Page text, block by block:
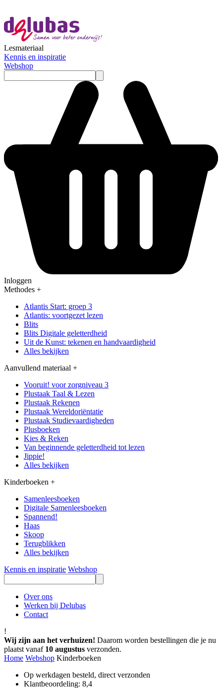
Lesmateriaal
Kennis en inspiratie
Webshop
Inloggen
Methodes +
Atlantis Start: groep 3
Atlantis: voortgezet lezen
Blits
Blits Digitale geletterdheid
Uit de Kunst: tekenen en handvaardigheid
Alles bekijken
Aanvullend materiaal +
Vooruit! voor zorgniveau 3
Plustaak Taal & Lezen
Plustaak Rekenen
Plustaak Wereldoriëntatie
Plustaak Studievaardigheden
Plusboeken
Kies & Reken
Van beginnende geletterdheid tot lezen
Jippie!
Alles bekijken
Kinderboeken +
Samenleesboeken
Digitale Samenleesboeken
Spannend!
Haas
Skoop
Terugblikken
Alles bekijken
Kennis en inspiratie Webshop
Over ons
Werken bij Delubas
Contact
!
Wij zijn aan het verhuizen! Daarom worden bestellingen die je nu
plaatst vanaf 10 augustus verzonden.
Home Webshop Kinderboeken
Op werkdagen besteld, direct verzonden
Klantbeoordeling: 8,4